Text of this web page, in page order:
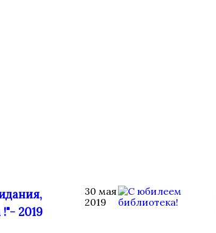
2019
30 мая
2019